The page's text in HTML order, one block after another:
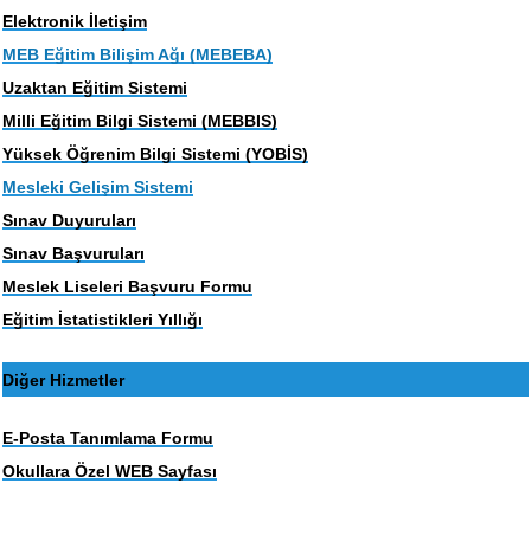
Elektronik İletişim
MEB Eğitim Bilişim Ağı (MEBEBA)
Uzaktan Eğitim Sistemi
Milli Eğitim Bilgi Sistemi (MEBBIS)
Yüksek Öğrenim Bilgi Sistemi (YOBİS)
Mesleki Gelişim Sistemi
Sınav Duyuruları
Sınav Başvuruları
Meslek Liseleri Başvuru Formu
Eğitim İstatistikleri Yıllığı
Diğer Hizmetler
E-Posta Tanımlama Formu
Okullara Özel WEB Sayfası